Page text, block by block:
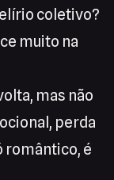
coletivo?
muito na
mas não
perda
romântico, é